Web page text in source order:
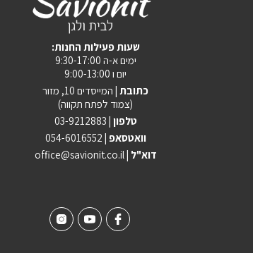
:שעות פעילות החנות
ימים א-ה 9:30-17:00
יום ו 9:00-13:00
כתובת | המייסדים 10, מזור
(צמוד לפתח תקווה)
טלפון | 03-9212883
וואטסאפ | 054-6016552
office@savionit.co.il | דוא"ל